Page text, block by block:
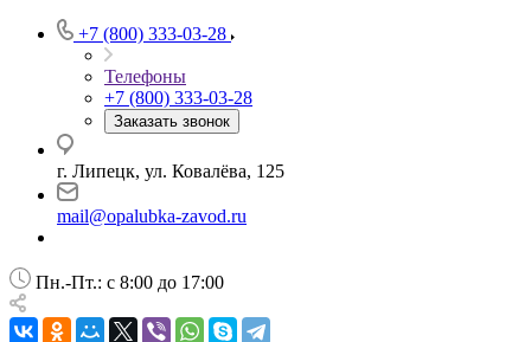
+7 (800) 333-03-28
Телефоны
+7 (800) 333-03-28
Заказать звонок
г. Липецк, ул. Ковалёва, 125
mail@opalubka-zavod.ru
Пн.-Пт.: с 8:00 до 17:00